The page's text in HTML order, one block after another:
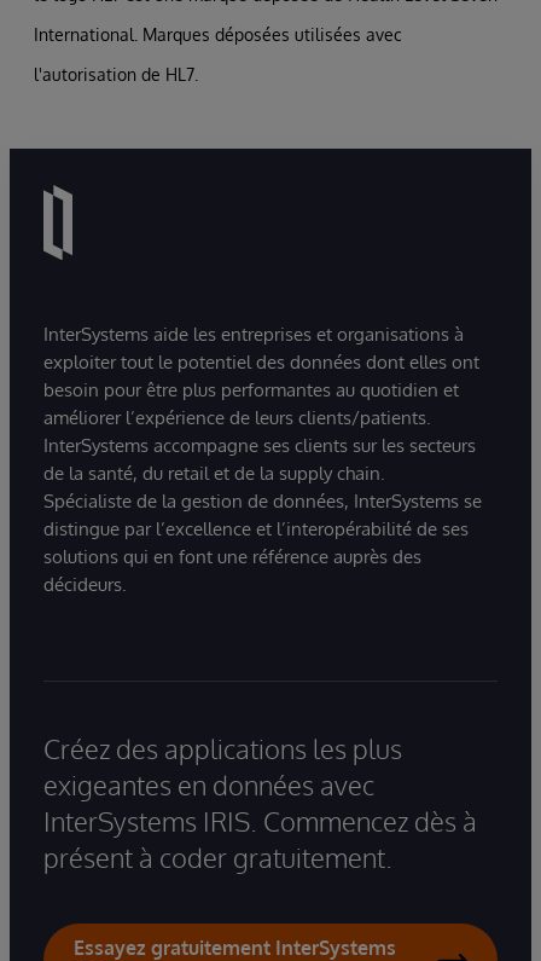
dossiers médicaux électroniques et autres
d'interopérabilité des systèmes d'information
de santé français (CI-SIS), lui-même basé sur
International. Marques déposées utilisées avec
l'autorisation de HL7.
InterSystems aide les entreprises et organisations à
exploiter tout le potentiel des données dont elles ont
besoin pour être plus performantes au quotidien et
améliorer l’expérience de leurs clients/patients.
InterSystems accompagne ses clients sur les secteurs
de la santé, du retail et de la supply chain.
Spécialiste de la gestion de données, InterSystems se
distingue par l’excellence et l’interopérabilité de ses
solutions qui en font une référence auprès des
décideurs.
Créez des applications les plus
exigeantes en données avec
InterSystems IRIS. Commencez dès à
présent à coder gratuitement.
Essayez gratuitement InterSystems